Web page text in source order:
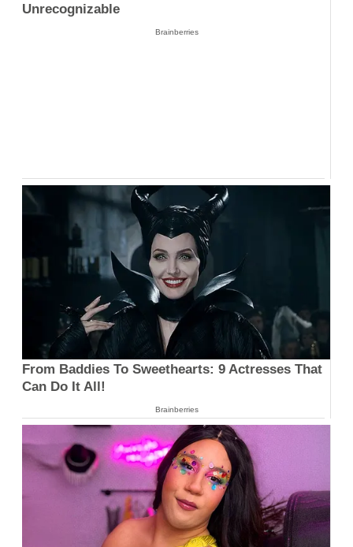
Unrecognizable
Brainberries
From Baddies To Sweethearts: 9 Actresses That
Can Do It All!
Brainberries